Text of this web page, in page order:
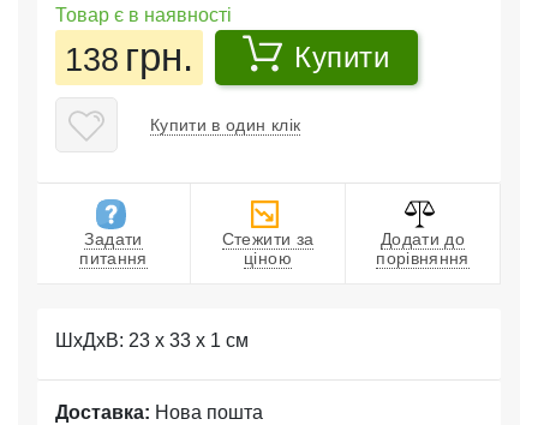
Товар є в наявності
138 грн. Купити
Купити в один клік
Задати
питання
Стежити за
ціною
Додати до
порівняння
ШхДхВ: 23 x 33 x 1 см
Доставка: Нова пошта